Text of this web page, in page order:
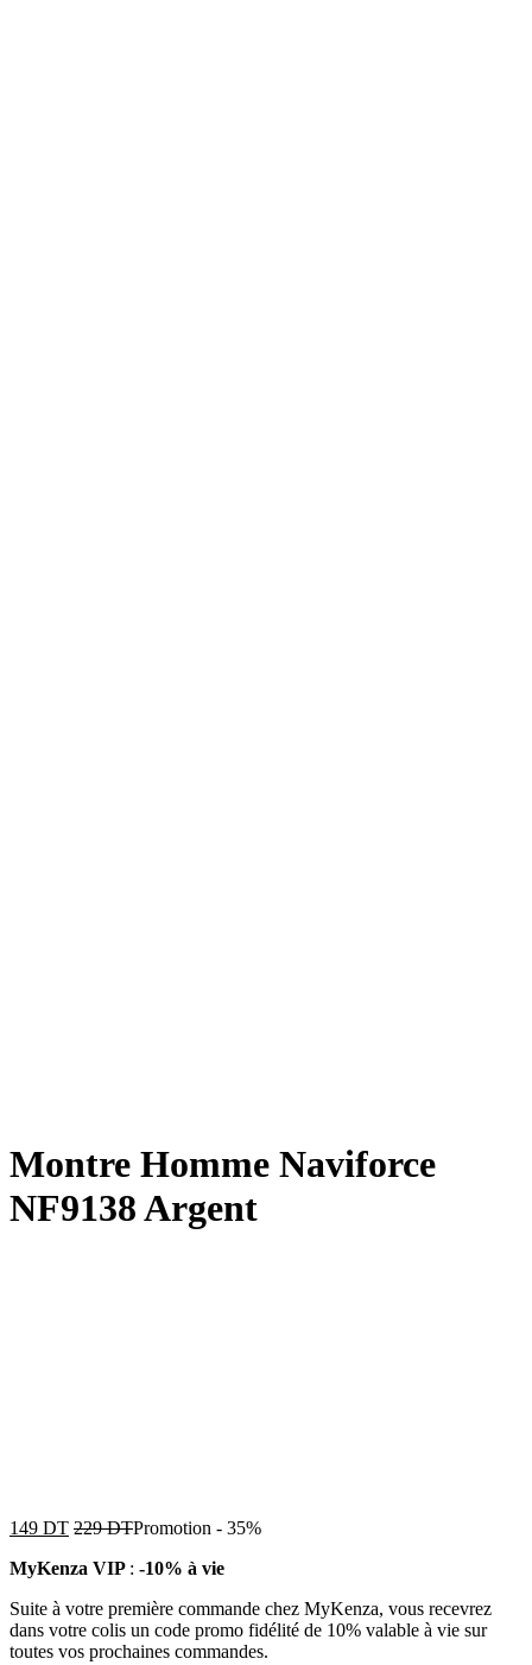
Montre Homme Naviforce
NF9138 Argent
149 DT 229DTPromotion - 35%
MyKenza VIP : -10% à vie
Suite à votre première commande chez MyKenza, vous recevrez
dans votre colis un code promo fidélité de 10% valable à vie sur
toutes vos prochaines commandes.